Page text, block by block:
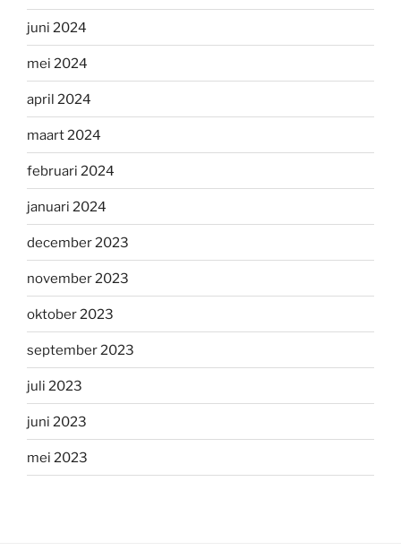
juni 2024
mei 2024
april 2024
maart 2024
februari 2024
januari 2024
december 2023
november 2023
oktober 2023
september 2023
juli 2023
juni 2023
mei 2023